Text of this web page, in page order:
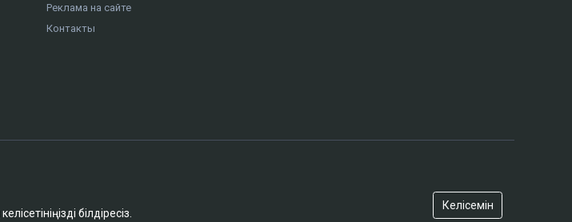
Реклама на сайте
Контакты
келісетініңізді білдіресіз.
Келісемін